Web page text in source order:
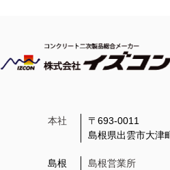
本社
〒693-0011
島根県出雲市大津
島根
島根営業所